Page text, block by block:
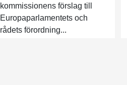
kommissionens förslag till
Europaparlamentets och
rådets förordning...